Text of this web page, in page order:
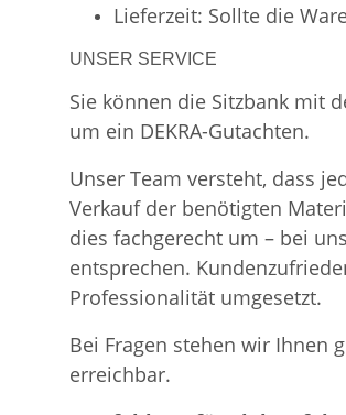
Lieferzeit: Sollte die
UNSER SERVICE
Sie können die Sitzbank mit
um ein DEKRA-Gutachten.
Unser Team versteht, dass
Verkauf der benötigten
dies fachgerecht um – bei
entsprechen.
Professionalität umgesetzt.
Bei Fragen stehen wir Ihnen
erreichbar.